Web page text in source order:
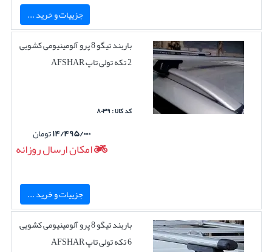
جزییات و خرید ...
باربند تیگو 8 پرو آلومینیومی کشویی
2 تکه تولی تاپ AFSHAR
کد کالا : ۸۰۳۹
۱۴/۴۹۵/۰۰۰تومان
امکان ارسال روزانه
جزییات و خرید ...
باربند تیگو 8 پرو آلومینیومی کشویی
6 تکه تولی تاپ AFSHAR